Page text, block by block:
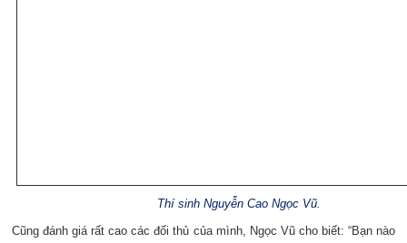
Thí sinh Nguyễn Cao Ngọc Vũ.
Cũng đánh giá rất cao các đối thủ của mình, Ngọc Vũ cho biết: “Bạn nào